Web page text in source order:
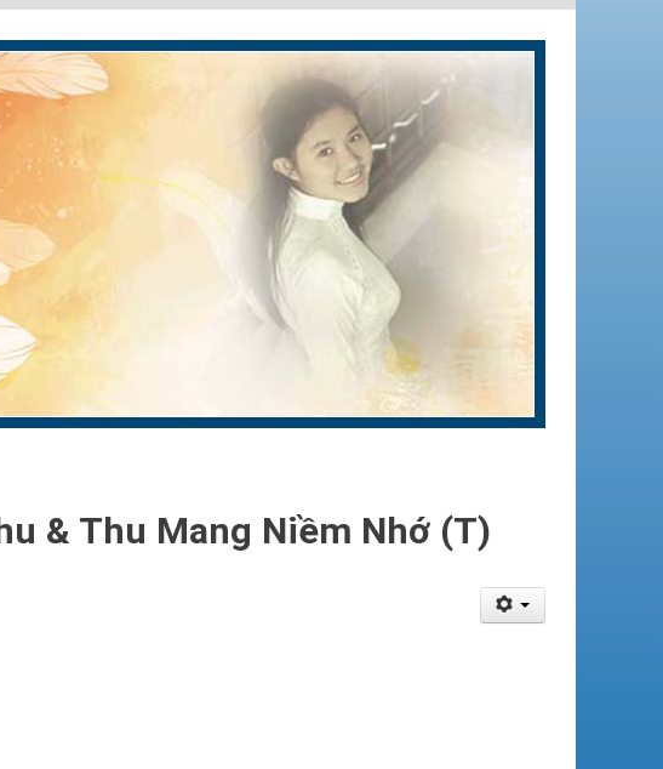
& Thu Mang Niềm Nhớ (T)